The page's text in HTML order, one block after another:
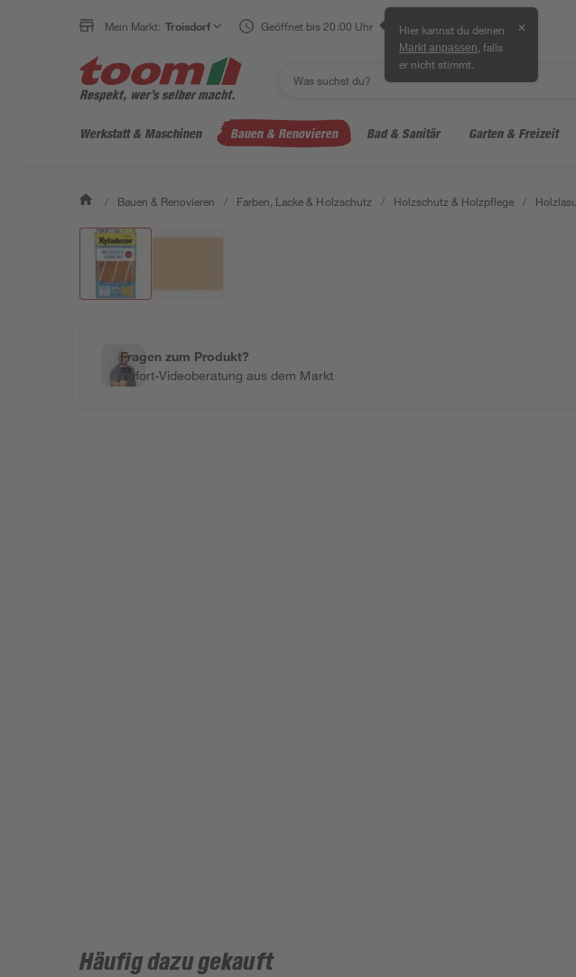
Mein Markt: Troisdorf Geöffnet bis 20:00 Uhr Hier kannst du deinen
Markt anpassen , falls
er nicht stimmt.
✕
Werkstatt & Maschinen Bauen & Renovieren Bad & Sanitär Garten & Freizeit
/ Bauen & Renovieren / Farben, Lacke & Holzschutz / Holzschutz & Holzpflege /
Fragen zum Produkt?
Sofort-Videoberatung aus dem Markt
Häufig dazu gekauft